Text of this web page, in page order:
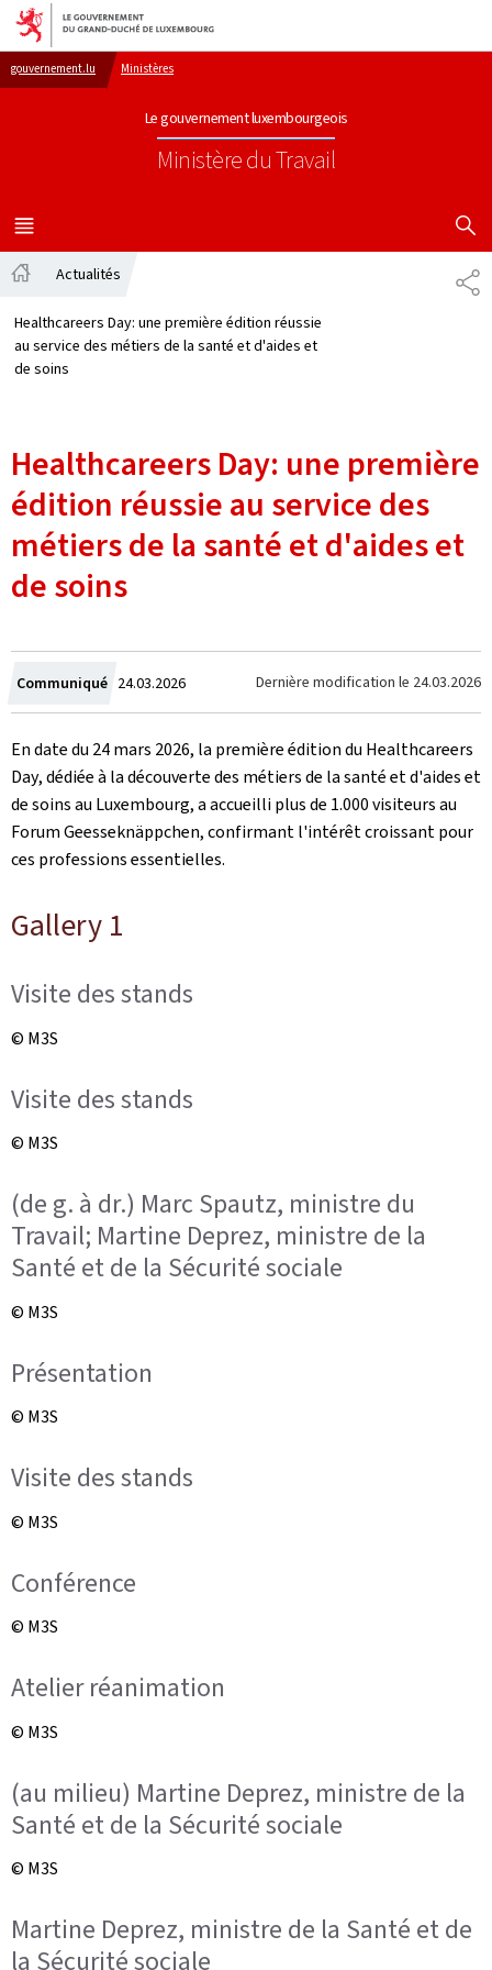
Aller au menu principal
Aller au contenu
gouvernement.lu Ministères
Le gouvernement luxembourgeois
Ministère du Travail
MENU
PRINCIPAL
Actualités
Healthcareers Day: une première édition réussie
au service des métiers de la santé et d'aides et
de soins
Healthcareers Day: une première
édition réussie au service des
métiers de la santé et d'aides et
de soins
Communiqué Crée
le
24.03.2026 Dernière modification le 24.03.2026
En date du 24 mars 2026, la première édition du Healthcareers
Day, dédiée à la découverte des métiers de la santé et d'aides et
de soins au Luxembourg, a accueilli plus de 1.000 visiteurs au
ForumGeesseknäppchen, confirmant l'intérêt croissant pour
ces professions essentielles.
Gallery 1
Visite des stands
© M3S
Visite des stands
© M3S
(de g. à dr.) Marc Spautz, ministre du
Travail; Martine Deprez, ministre de la
Santé et de la Sécurité sociale
© M3S
Présentation
© M3S
Visite des stands
© M3S
Conférence
© M3S
Atelier réanimation
© M3S
(au milieu) Martine Deprez, ministre de la
Santé et de la Sécurité sociale
© M3S
Martine Deprez, ministre de la Santé et de
la Sécurité sociale